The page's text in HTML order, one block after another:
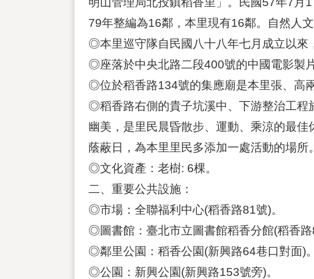
79年整編為16鄰，本里現有16鄰。自然人文
◎本里巡守隊自民國八十八年七月成立以來
◎座落於中央北路二段400號的中國電影製
◎位於稻香路134號的集應廟是本里張、高
◎稻香路右側的貴子坑溪中、下游整治工程
幽美，是里民晨昏散步、運動、乘涼的最
蔭蔽日，為本里里民多添加一處活動的場所。
◎文化資產：老樹: 6棵。
二、重要公共設施：
◎市場：全聯福利中心(稻香路81號)。
◎圖書館：臺北市立圖書館稻香分館(稻香路
◎鄰里公園：稻香公園(新興路64巷口對面)。
◎公園：新興公園(新興路153號旁)。